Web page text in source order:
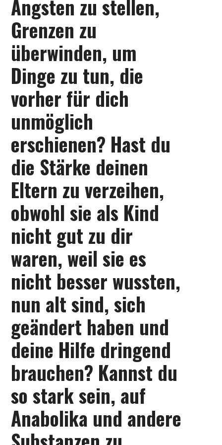
Ängsten zu stellen,
Grenzen zu
überwinden, um
Dinge zu tun, die
vorher für dich
unmöglich
erschienen? Hast du
die Stärke deinen
Eltern zu verzeihen,
obwohl sie als Kind
nicht gut zu dir
waren, weil sie es
nicht besser wussten,
nun alt sind, sich
geändert haben und
deine Hilfe dringend
brauchen? Kannst du
so stark sein, auf
Anabolika und andere